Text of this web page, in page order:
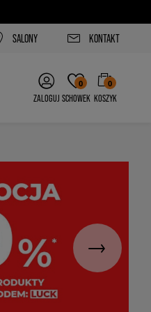
SALONY KONTAKT
ZALOGUJ
0
SCHOWEK
0
KOSZYK